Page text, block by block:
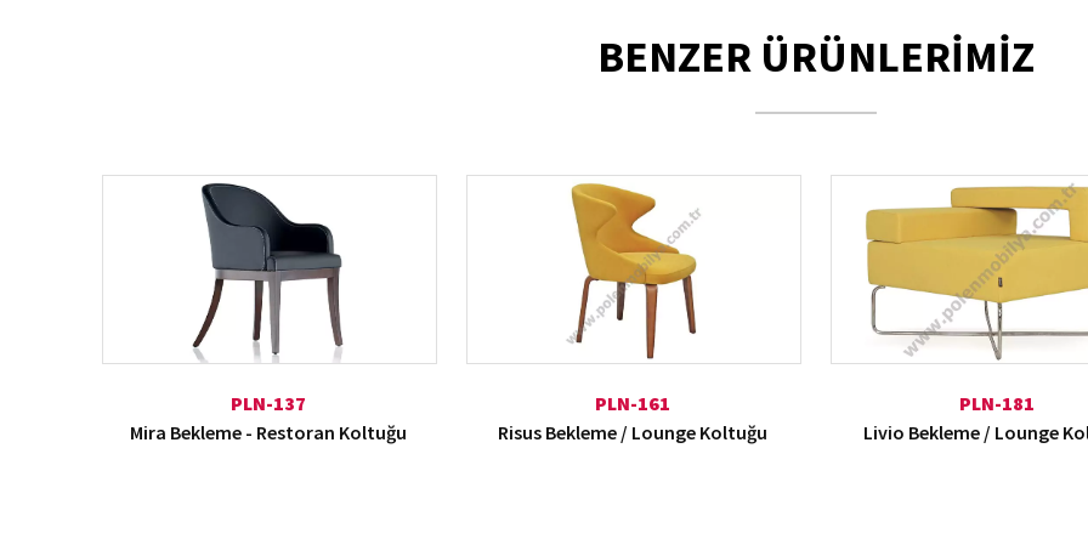
BENZER ÜRÜNLERİMİZ
PLN-137
Mira Bekleme - Restoran Koltuğu
PLN-161
Risus Bekleme / Lounge Koltuğu
PLN-181
Livio Bekleme / Lounge